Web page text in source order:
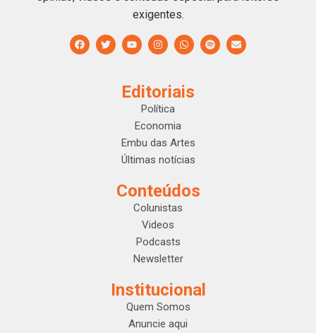
exigentes.
Editoriais
Política
Economia
Embu das Artes
Últimas notícias
Conteúdos
Colunistas
Videos
Podcasts
Newsletter
Institucional
Quem Somos
Anuncie aqui